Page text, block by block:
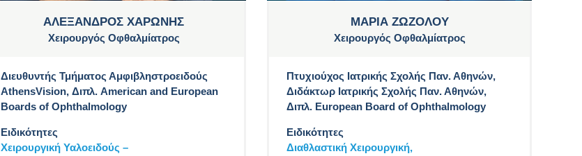
ΑΛΕΞΑΝΔΡΟΣ ΧΑΡΩΝΗΣ
Χειρουργός Οφθαλμίατρος
Διευθυντής Τμήματος Αμφιβληστροειδούς
AthensVision, Διπλ. American and European
Boards of Ophthalmology
Ειδικότητες
Χειρουργική Υαλοειδούς –
ΜΑΡΙΑ ΖΩΖΟΛΟΥ
Χειρουργός Οφθαλμίατρος
Πτυχιούχος Ιατρικής Σχολής Παν. Αθηνών,
Διδάκτωρ Ιατρικής Σχολής Παν. Αθηνών,
Διπλ. European Board of Ophthalmology
Ειδικότητες
Διαθλαστική Χειρουργική,